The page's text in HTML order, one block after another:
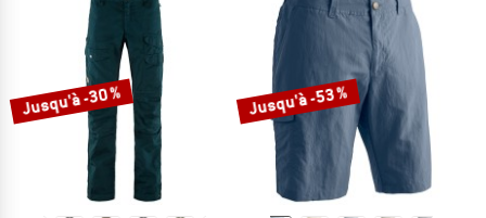
Jusqu'à -30 % Jusqu'à -53 %